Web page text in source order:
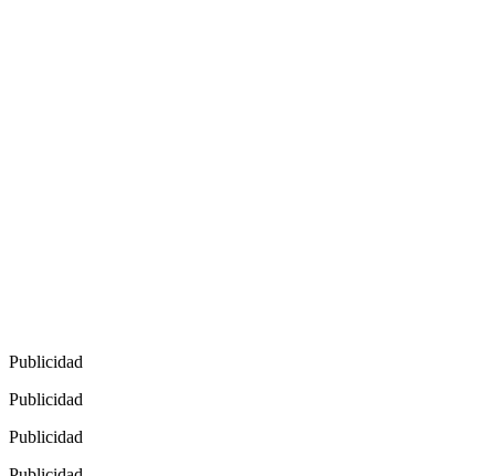
Publicidad
Publicidad
Publicidad